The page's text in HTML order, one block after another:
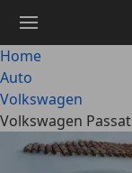
contenuto
principale
Home
Auto
Volkswagen
Volkswagen Passat